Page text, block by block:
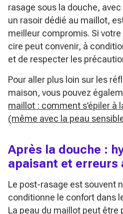
rasage sous la douche,
un rasoir dédié au maillot,
meilleur compromis. Si
cire peut convenir, à
et de respecter les
Pour aller plus loin sur les
maison, vous pouvez
maillot : comment s’épiler à
(même avec la peau
Après la douche :
apaisant et erreurs
Le post-rasage est souvent
conditionne le confort dans
La peau du maillot peut être